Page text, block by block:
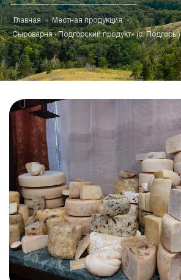
Вы здесь
Главная » Местная продукция »
Сыроварня «Подгорский продукт» (с. Подгоры)